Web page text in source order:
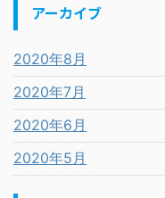
アーカイブ
2020年8月
2020年7月
2020年6月
2020年5月